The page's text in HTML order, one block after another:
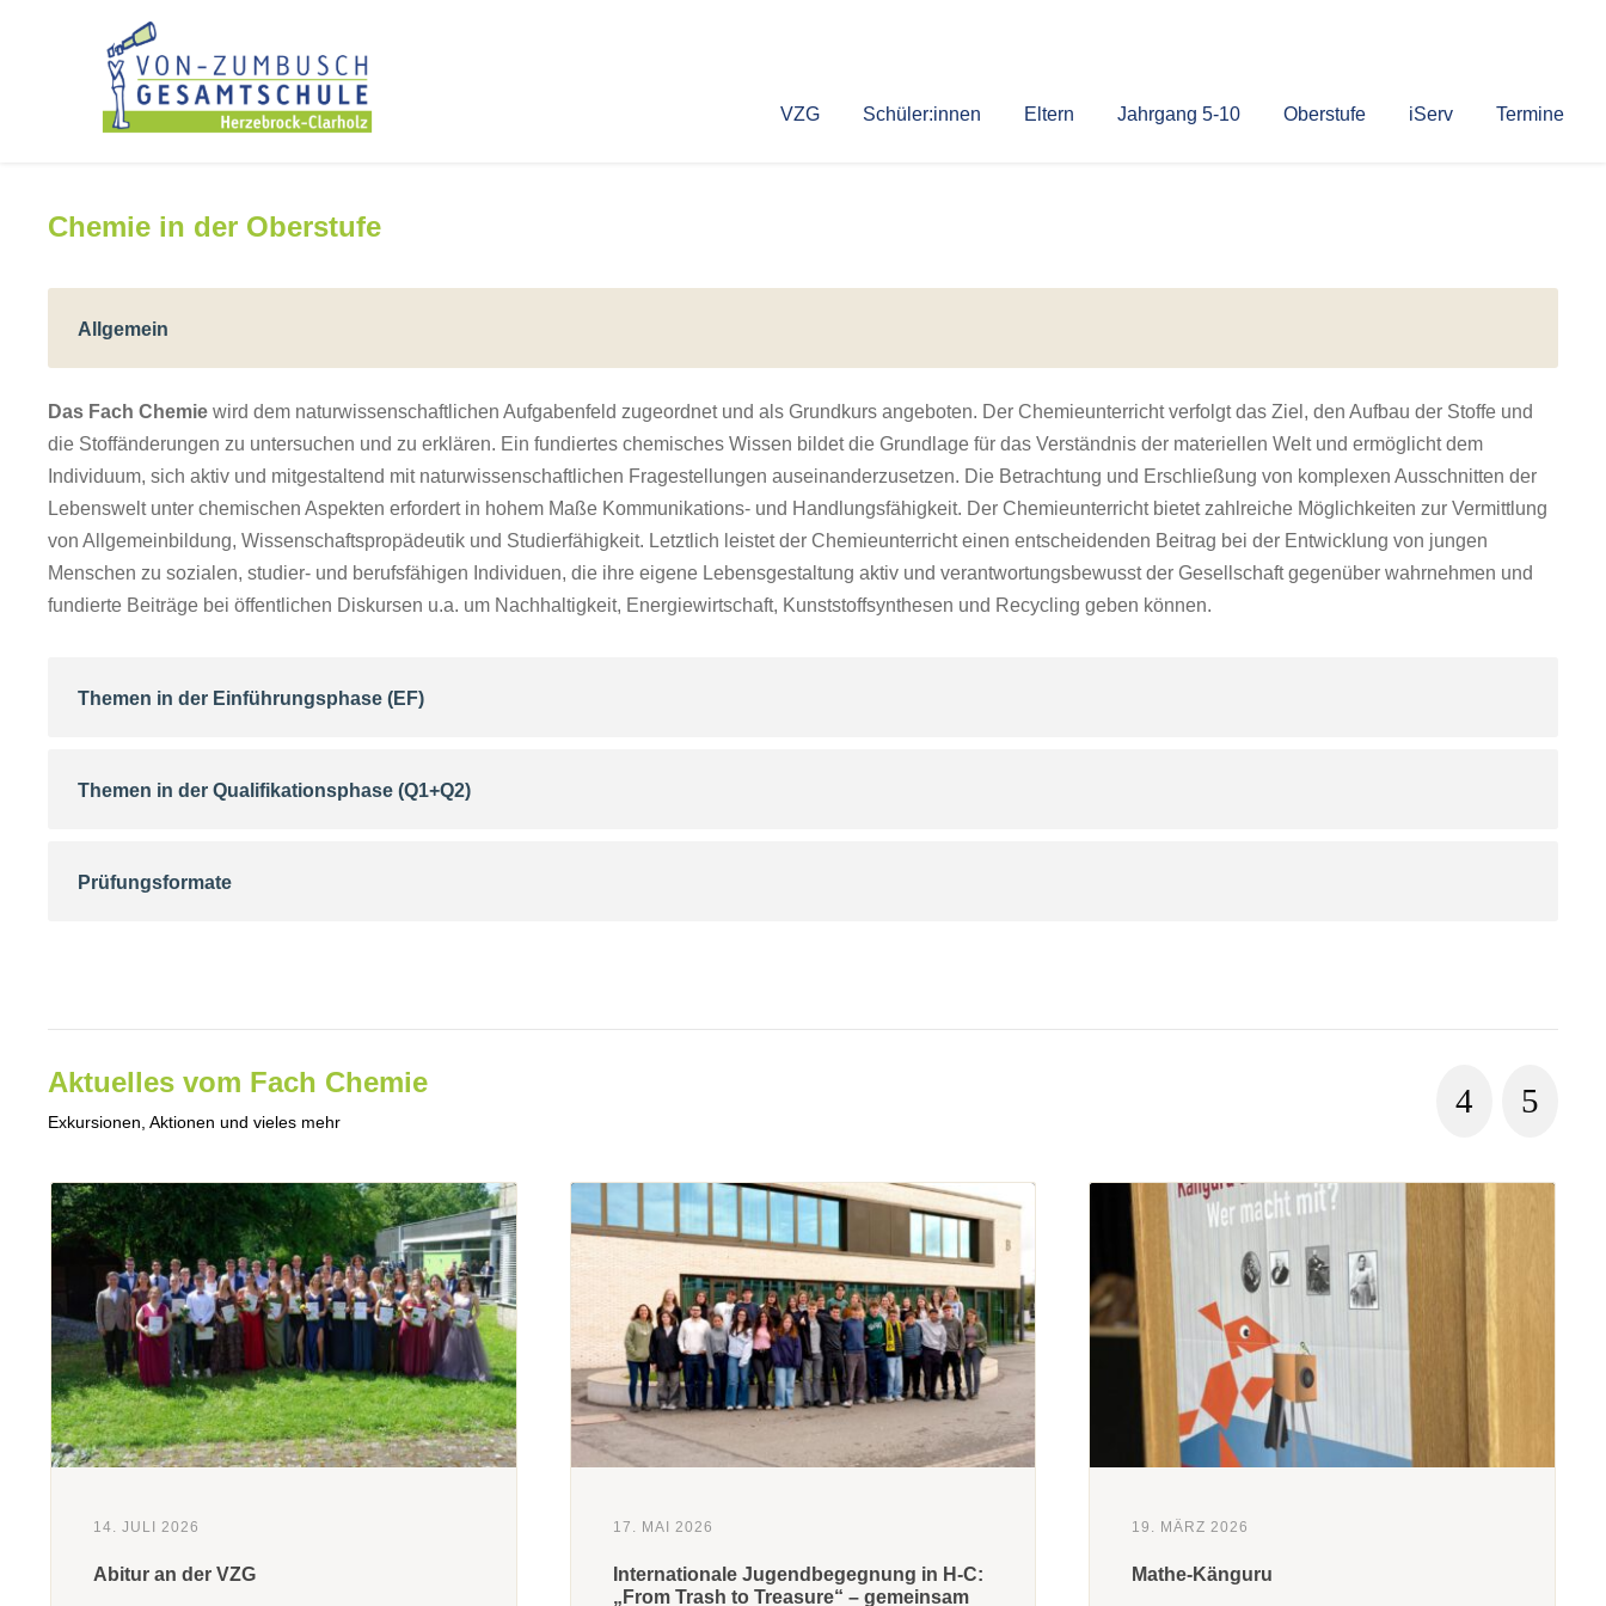
VZG Schüler:innen Eltern Jahrgang 5-10 Oberstufe iServ Termine
Chemie in der Oberstufe
Allgemein
Das Fach Chemie wird dem naturwissenschaftlichen Aufgabenfeld zugeordnet und als Grundkurs angeboten. Der Chemieunterricht verfolgt das Ziel, den Aufbau der Stoffe und
die Stoffänderungen zu untersuchen und zu erklären. Ein fundiertes chemisches Wissen bildet die Grundlage für das Verständnis der materiellen Welt und ermöglicht dem
Individuum, sich aktiv und mitgestaltend mit naturwissenschaftlichen Fragestellungen auseinanderzusetzen. Die Betrachtung und Erschließung von komplexen Ausschnitten der
Lebenswelt unter chemischen Aspekten erfordert in hohem Maße Kommunikations- und Handlungsfähigkeit. Der Chemieunterricht bietet zahlreiche Möglichkeiten zur Vermittlung
von Allgemeinbildung, Wissenschaftspropädeutik und Studierfähigkeit. Letztlich leistet der Chemieunterricht einen entscheidenden Beitrag bei der Entwicklung von jungen
Menschen zu sozialen, studier- und berufsfähigen Individuen, die ihre eigene Lebensgestaltung aktiv und verantwortungsbewusst der Gesellschaft gegenüber wahrnehmen und
fundierte Beiträge bei öffentlichen Diskursen u.a. um Nachhaltigkeit, Energiewirtschaft, Kunststoffsynthesen und Recycling geben können.
Themen in der Einführungsphase (EF)
Themen in der Qualifikationsphase (Q1+Q2)
Prüfungsformate
Aktuelles vom Fach Chemie
Exkursionen, Aktionen und vieles mehr
14. JULI 2026
Abitur an der VZG
17. MAI 2026
Internationale Jugendbegegnung in H-C:
„From Trash to Treasure“ – gemeinsam
19. MÄRZ 2026
Mathe-Känguru